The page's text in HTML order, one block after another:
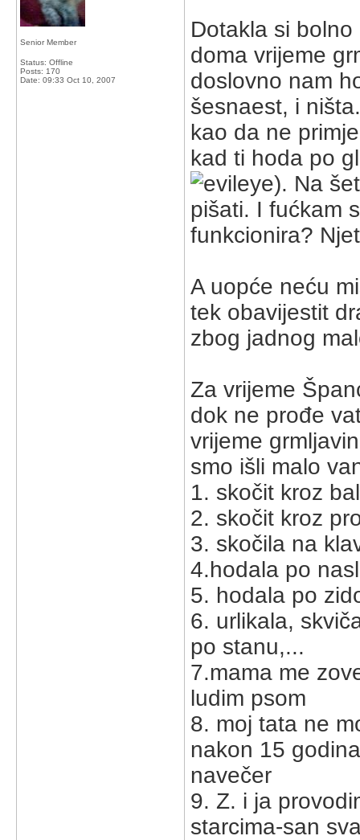
Senior Member
Status: Offline
Posts: 170
Date: 09:33 Oct 10, 2007
Dotakla si
doma vrijeme
doslovno nam
šesnaest, i
kao da ne
kad ti hoda po
). Na
pišati. I fućkam
funkcionira?
A uopće neću
tek obavijestit
zbog jadnog
Za vrijeme
dok ne prođe
vrijeme
smo išli malo
1. skočit kroz
2. skočit kroz
3. skočila na
4.hodala po
5. hodala po
6. urlikala,
po stanu,...
7.mama me
ludim psom
8. moj tata ne
nakon 15
navečer
9. Z. i ja
starcima-san